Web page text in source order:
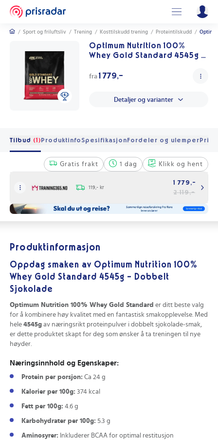
/ Sport og friluftsliv / Trening / Kosttilskudd trening / Proteintilskudd /
Optimum Nutrition 100%
Whey Gold Standard 4545g -
fra 1 779,-
Detaljer og varianter
Tilbud (1)Produktinfo SpesifikasjonFordeler og ulemperPris
Gratis frakt 1 dag Klikk og hent
119,- kr
1 779,-
2 119,-
Produktinformasjon
Oppdag smaken av Optimum Nutrition 100%
Whey Gold Standard 4545g - Dobbelt
Sjokolade
Optimum Nutrition 100% Whey Gold Standard er ditt beste valg
for å kombinere høy kvalitet med en fantastisk smakopplevelse. Med
hele 4545g av næringsrikt proteinpulver i dobbelt sjokolade-smak,
er dette produktet skapt for deg som ønsker å ta treningen til nye
høyder.
Næringsinnhold og Egenskaper:
Protein per porsjon: Ca 24 g
Kalorier per 100g: 374 kcal
Fett per 100g: 4.6 g
Karbohydrater per 100g: 5.3 g
Aminosyrer: Inkluderer BCAA for optimal restitusjon